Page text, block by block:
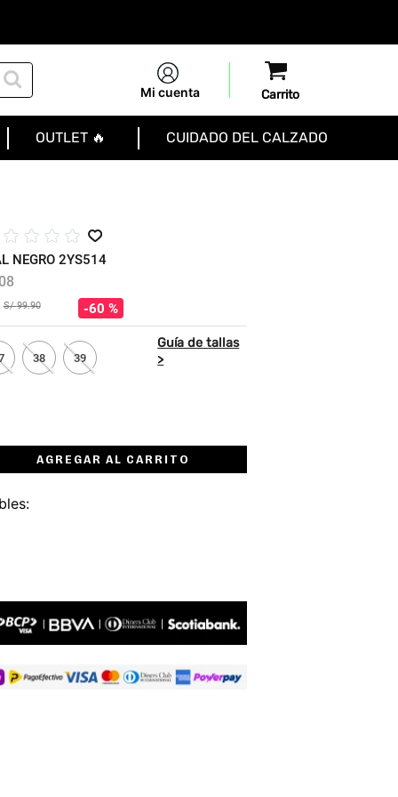
Mi cuenta
OUTLET 🔥 CUIDADO DEL CALZADO
☆ ☆ ☆ ☆
NEGRO 2YS514
S/ 99.90 60 %
38 39
AGREGAR AL CARRITO